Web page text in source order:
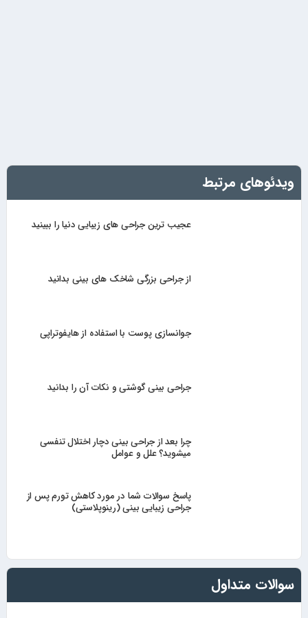
ویدئوهای مرتبط
عجیب ترین جراحی های زیبایی دنیا را ببینید
از جراحی بزرگی شاخک های بینی بدانید
جوانسازی پوست با استفاده از هایفوتراپی
جراحی بینی گوشتی و نکات آن را بدانید
چرا بعد از جراحی بینی دچار اختلال تنفسی
میشوید؟ علل و عوامل
پاسخ سوالات شما در مورد کاهش تورم پس از
جراحی زیبایی بینی (رینوپلاستی)
سوالات متداول